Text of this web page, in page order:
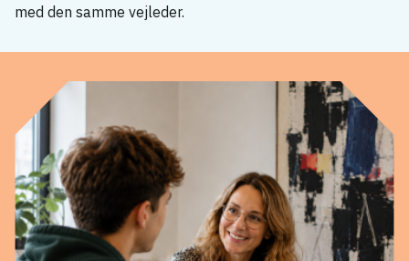
med den samme vejleder.